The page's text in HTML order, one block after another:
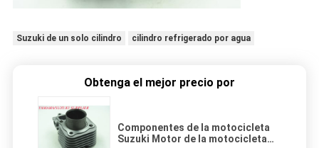
Suzuki de un solo cilindro cilindro refrigerado por agua
Obtenga el mejor precio por
Componentes de la motocicleta
Suzuki Motor de la motocicleta